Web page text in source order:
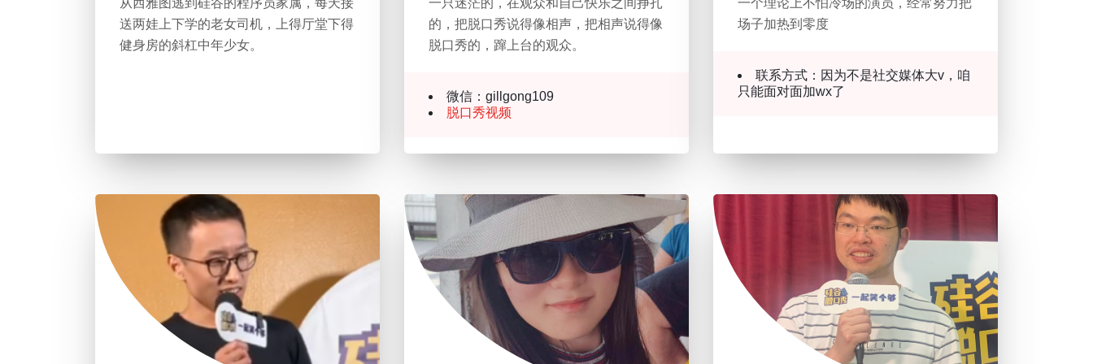
从西雅图逃到硅谷的程序员家属，每天接
送两娃上下学的老女司机，上得厅堂下得
健身房的斜杠中年少女。
一只迷茫的，在观众和自己快乐之间挣扎
的，把脱口秀说得像相声，把相声说得像
脱口秀的，蹿上台的观众。
微信：gillgong109
脱口秀视频
一个理论上不怕冷场的演员，经常努力把
场子加热到零度
联系方式：因为不是社交媒体大v，咱
只能面对面加wx了